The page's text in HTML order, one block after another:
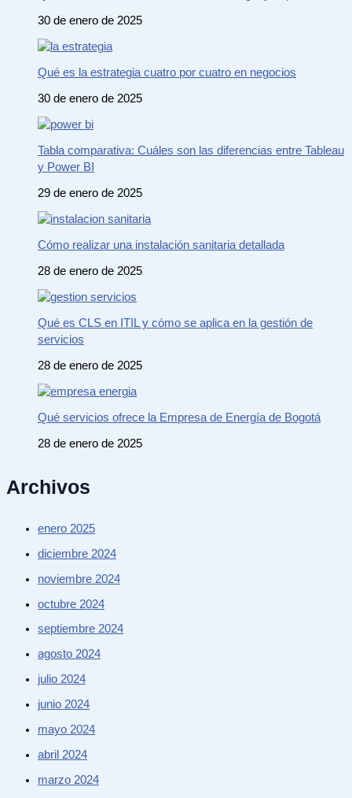
30 de enero de 2025
Qué es la estrategia cuatro por cuatro en negocios
30 de enero de 2025
Tabla comparativa: Cuáles son las diferencias entre Tableau
y Power BI
29 de enero de 2025
Cómo realizar una instalación sanitaria detallada
28 de enero de 2025
Qué es CLS en ITIL y cómo se aplica en la gestión de
servicios
28 de enero de 2025
Qué servicios ofrece la Empresa de Energía de Bogotá
28 de enero de 2025
Archivos
enero 2025
diciembre 2024
noviembre 2024
octubre 2024
septiembre 2024
agosto 2024
julio 2024
junio 2024
mayo 2024
abril 2024
marzo 2024